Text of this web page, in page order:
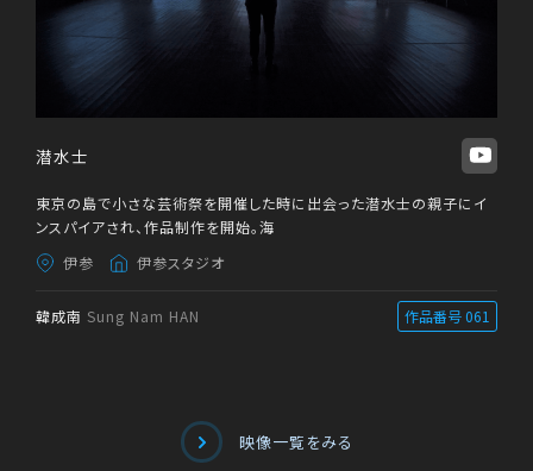
潜水士
東京の島で小さな芸術祭を開催した時に出会った潜水士の親子にイ
ンスパイアされ、作品制作を開始。海
伊参
伊参スタジオ
韓成南 Sung Nam HAN 作品番号 061
映像一覧をみる